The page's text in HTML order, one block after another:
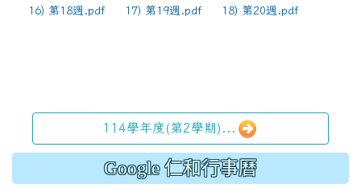
16) 第18週.pdf 17) 第19週.pdf 18) 第20週.pdf
114學年度(第2學期)...
Google 仁和行事曆